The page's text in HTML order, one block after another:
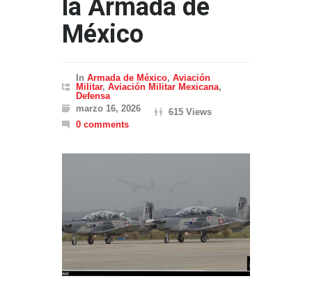
la Armada de
México
In Armada de México, Aviación
Militar, Aviación Militar Mexicana,
Defensa
marzo 16, 2026
615 Views
0 comments